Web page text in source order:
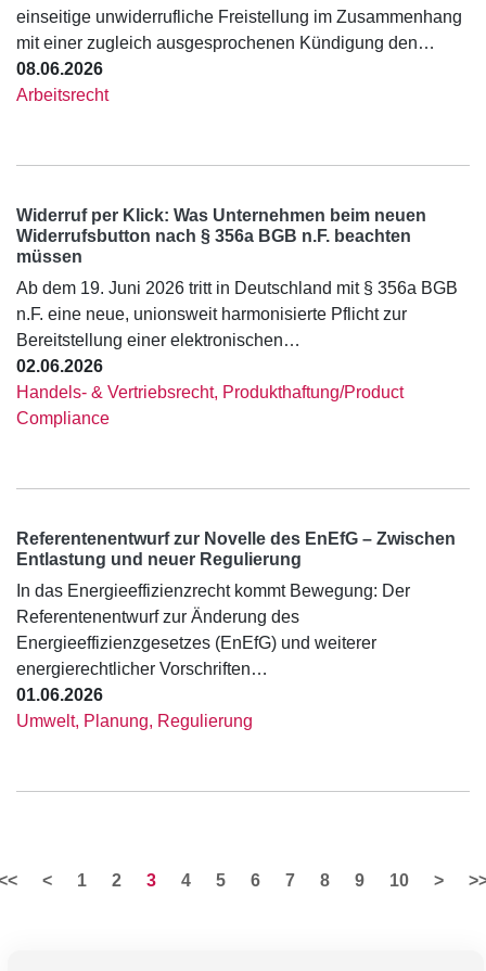
einseitige unwiderrufliche Freistellung im Zusammenhang
mit einer zugleich ausgesprochenen Kündigung den…
08.06.2026
Arbeitsrecht
Widerruf per Klick: Was Unternehmen beim neuen
Widerrufsbutton nach § 356a BGB n.F. beachten
müssen
Ab dem 19. Juni 2026 tritt in Deutschland mit § 356a BGB
n.F. eine neue, unionsweit harmonisierte Pflicht zur
Bereitstellung einer elektronischen…
02.06.2026
Handels- & Vertriebsrecht, Produkthaftung/Product
Compliance
Referentenentwurf zur Novelle des EnEfG – Zwischen
Entlastung und neuer Regulierung
In das Energieeffizienzrecht kommt Bewegung: Der
Referentenentwurf zur Änderung des
Energieeffizienzgesetzes (EnEfG) und weiterer
energierechtlicher Vorschriften…
01.06.2026
Umwelt, Planung, Regulierung
< 1 2 3 4 5 6 7 8 9 10 >